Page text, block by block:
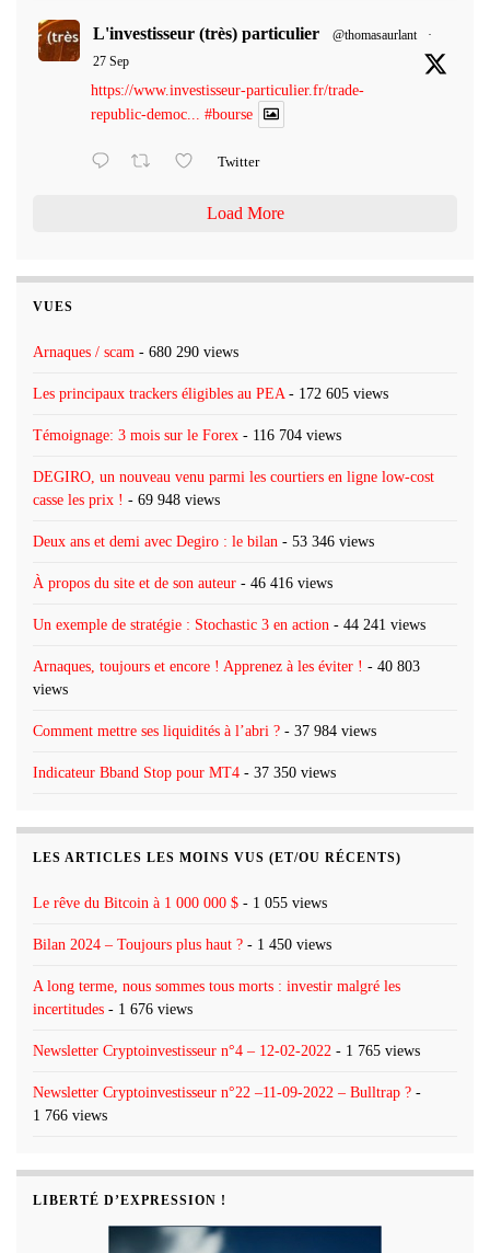
L'investisseur (très) particulier @thomasaurlant
·
27 Sep
https://www.investisseur-particulier.fr/trade-
republic-democ... #bourse
Twitter
Load More
VUES
Arnaques / scam - 680 290 views
Les principaux trackers éligibles au PEA- 172 605 views
Témoignage: 3 mois sur le Forex - 116 704 views
DEGIRO, un nouveau venu parmi les courtiers en ligne low-cost
casse les prix ! - 69 948 views
Deux ans et demi avec Degiro : le bilan - 53 346 views
À propos du site et de son auteur - 46 416 views
Un exemple de stratégie : Stochastic 3 en action - 44 241 views
Arnaques, toujours et encore ! Apprenez à les éviter ! - 40 803
views
Comment mettre ses liquidités à l’abri ? - 37 984 views
Indicateur Bband Stop pour MT4 - 37 350 views
LES ARTICLES LES MOINS VUS (ET/OU RÉCENTS)
Le rêve du Bitcoin à 1 000 000 $ - 1 055 views
Bilan 2024 – Toujours plus haut ? - 1 450 views
A long terme, nous sommes tous morts : investir malgré les
incertitudes - 1 676 views
Newsletter Cryptoinvestisseur n°4 – 12-02-2022 - 1 765 views
Newsletter Cryptoinvestisseur n°22 –11-09-2022 – Bulltrap ? -
1 766 views
LIBERTÉ D’EXPRESSION !